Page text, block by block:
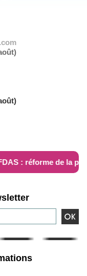
: réforme de la